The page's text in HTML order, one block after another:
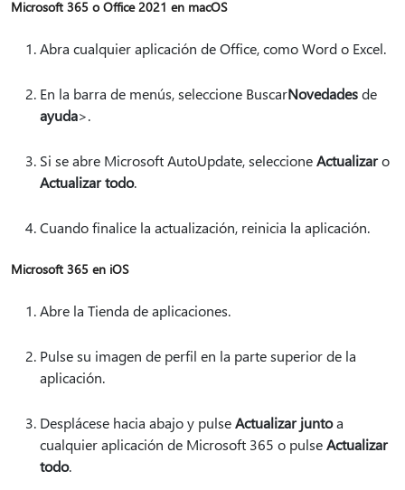
Microsoft 365 o Office 2021 en macOS
Abra cualquier aplicación de Office, como Word o Excel.
En la barra de menús, seleccione BuscarNovedadesde
ayuda>.
Si se abre Microsoft AutoUpdate, seleccioneActualizaro
Actualizar todo.
Cuando finalice la actualización, reinicia la aplicación.
Microsoft 365 en iOS
Abre la Tienda de aplicaciones.
Pulse su imagen de perfil en la parte superior de la
aplicación.
Desplácese hacia abajo y pulseActualizar juntoa
cualquier aplicación de Microsoft 365 o pulseActualizar
todo.